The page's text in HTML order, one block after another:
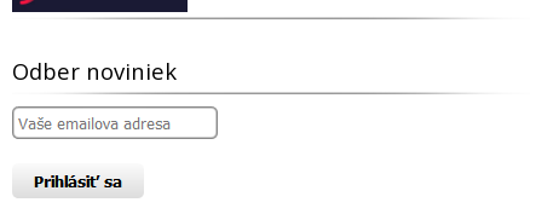
Odber noviniek